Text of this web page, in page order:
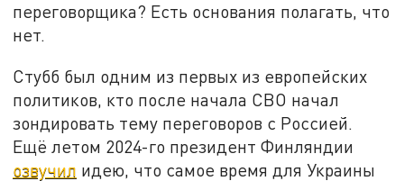
переговорщика? Есть основания полагать, что
нет.
Стубб был одним из первых из европейских
политиков, кто после начала СВО начал
зондировать тему переговоров с Россией.
Ещё летом 2024-го президент Финляндии
озвучил идею, что самое время для Украины